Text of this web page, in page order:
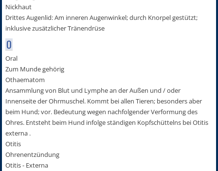
Nickhaut
Drittes Augenlid: Am inneren Augenwinkel; durch Knorpel gestützt;
inklusive zusätzlicher Tränendrüse
O
Oral
Zum Munde gehörig
Othaematom
Ansammlung von Blut und Lymphe an der Außen und / oder
Innenseite der Ohrmuschel. Kommt bei allen Tieren; besonders aber
beim Hund; vor. Bedeutung wegen nachfolgender Verformung des
Ohres. Entsteht beim Hund infolge ständigen Kopfschüttelns bei Otitis
externa .
Otitis
Ohrenentzündung
Otitis - Externa